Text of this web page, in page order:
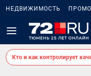
НЕДВИЖИМОСТЬ
Кто и как контролирует